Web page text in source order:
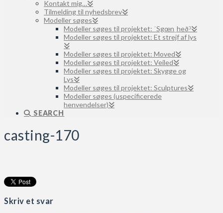
Kontakt mig…
Tilmelding til nyhedsbrev
Modeller søges
Modeller søges til projektet: ˈSgœnˌheðˀ
Modeller søges til projektet: Et strejf af lys
Modeller søges til projektet: Moved
Modeller søges til projektet: Veiled
Modeller søges til projektet: Skygge og
Lys
Modeller søges til projektet: Sculptures
Modeller søges (uspecificerede
henvendelser)
SEARCH
casting-170
Skriv et svar